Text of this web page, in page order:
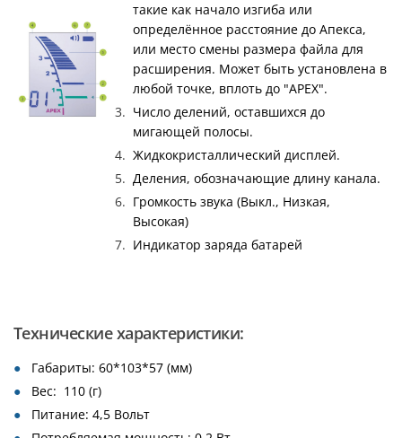
такие как начало изгиба или
определённое расстояние до Апекса,
или место смены размера файла для
расширения. Может быть установлена в
любой точке, вплоть до "APEX".
Число делений, оставшихся до
мигающей полосы.
Жидкокристаллический дисплей.
Деления, обозначающие длину канала.
Громкость звука (Выкл., Низкая,
Высокая)
Индикатор заряда батарей
Технические характеристики:
Габариты: 60*103*57 (мм)
Вес: 110 (г)
Питание: 4,5 Вольт